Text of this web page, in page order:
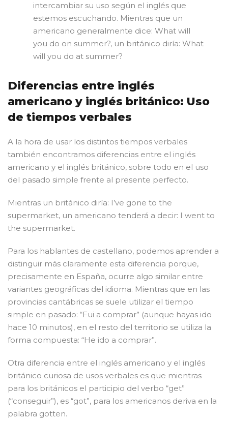
intercambiar su uso según el inglés que
estemos escuchando. Mientras que un
americano generalmente dice: What will
you do on summer?, un británico diría: What
will you do at summer?
Diferencias entre inglés
americano y inglés británico: Uso
de tiempos verbales
A la hora de usar los distintos tiempos verbales
también encontramos diferencias entre el inglés
americano y el inglés británico, sobre todo en el uso
del pasado simple frente al presente perfecto.
Mientras un británico diría: I’ve gone to the
supermarket, un americano tenderá a decir: I went to
the supermarket.
Para los hablantes de castellano, podemos aprender a
distinguir más claramente esta diferencia porque,
precisamente en España, ocurre algo similar entre
variantes geográficas del idioma. Mientras que en las
provincias cantábricas se suele utilizar el tiempo
simple en pasado: “Fui a comprar” (aunque hayas ido
hace 10 minutos), en el resto del territorio se utiliza la
forma compuesta: “He ido a comprar”.
Otra diferencia entre el inglés americano y el inglés
británico curiosa de usos verbales es que mientras
para los británicos el participio del verbo “get”
(“conseguir”), es “got”, para los americanos deriva en la
palabra gotten.